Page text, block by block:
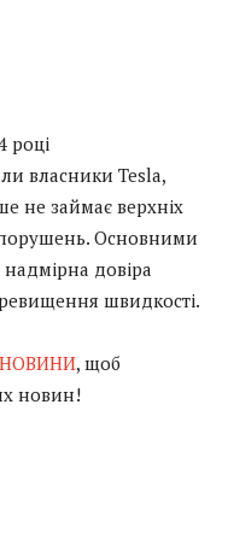
році
власники Tesla,
не займає верхніх
порушень. Основними
довіра
швидкості.
НОВИНИ, щоб
новин!